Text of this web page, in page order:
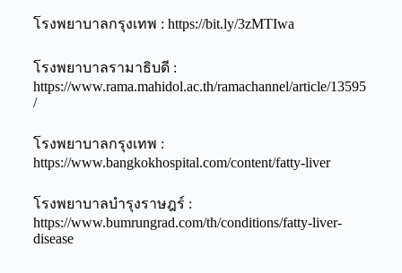
โรงพยาบาลกรุงเทพ : https://bit.ly/3zMTIwa
โรงพยาบาลรามาธิบดี :
https://www.rama.mahidol.ac.th/ramachannel/article/13595
/
โรงพยาบาลกรุงเทพ :
https://www.bangkokhospital.com/content/fatty-liver
โรงพยาบาลบํารุงราษฎร์ :
https://www.bumrungrad.com/th/conditions/fatty-liver-
disease